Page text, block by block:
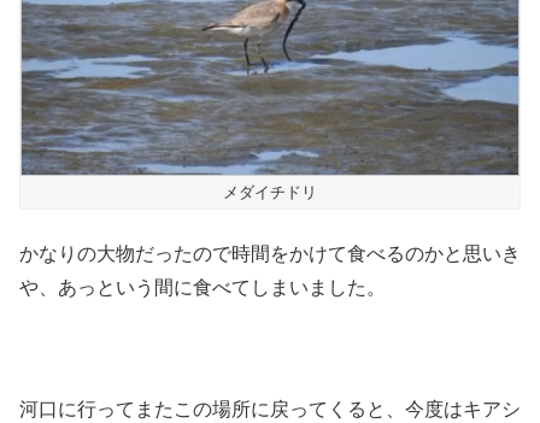
メダイチドリ
かなりの大物だったので時間をかけて食べるのかと思いき
や、あっという間に食べてしまいました。
河口に行ってまたこの場所に戻ってくると、今度はキアシ